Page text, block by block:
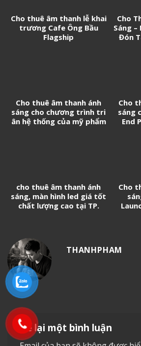
Cho thuê âm thanh lễ khai
trương Cafe Ông Bầu
Flagship
Cho
Sáng –
Đón
Cho thuê âm thanh ánh
sáng cho chương trình tri
ân hệ thống của mỹ phẩm
Cho
sáng
End
cho thuê âm thanh ánh
sáng, màn hình led giá tốt
chất lượng cao tại TP.
Cho
THANHPHAM
Để lại một bình luận